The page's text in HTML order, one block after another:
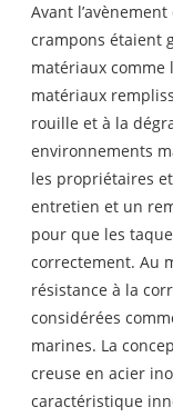
Avant
crampons étaient
matériaux comme
matériaux
rouille et à la
environnements
les propriétaires
entretien et un
pour que les
correctement. Au
résistance à la
considérées
marines. La
creuse en acier
caractéristique